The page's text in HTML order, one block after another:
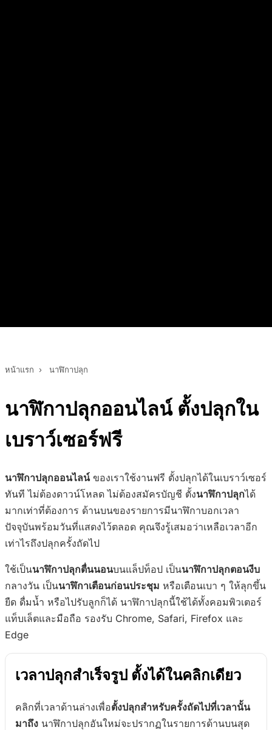
หน้าแรก › นาฬิกาปลุก
นาฬิกาปลุกออนไลน์ ตั้งปลุกใน
เบราว์เซอร์ฟรี
นาฬิกาปลุกออนไลน์ของเราใช้งานฟรี ตั้งปลุกได้ในเบราว์เซอร์
ทันที ไม่ต้องดาวน์โหลด ไม่ต้องสมัครบัญชี ตั้งนาฬิกาปลุกได้
มากเท่าที่ต้องการ ด้านบนของรายการมีนาฬิกาบอกเวลา
ปัจจุบันพร้อมวันที่แสดงไว้ตลอด คุณจึงรู้เสมอว่าเหลือเวลาอีก
เท่าไรถึงปลุกครั้งถัดไป
ใช้เป็นนาฬิกาปลุกตื่นนอนบนแล็ปท็อป เป็นนาฬิกาปลุกตอนงีบ
กลางวัน เป็นนาฬิกาเตือนก่อนประชุม หรือเตือนเบา ๆ ให้ลุกขึ้น
ยืด ดื่มน้ำ หรือไปรับลูกก็ได้ นาฬิกาปลุกนี้ใช้ได้ทั้งคอมพิวเตอร์
แท็บเล็ตและมือถือ รองรับ Chrome, Safari, Firefox และ
Edge
เวลาปลุกสำเร็จรูป ตั้งได้ในคลิกเดียว
คลิกที่เวลาด้านล่างเพื่อตั้งปลุกสำหรับครั้งถัดไปที่เวลานั้น
มาถึง นาฬิกาปลุกอันใหม่จะปรากฏในรายการด้านบนสุด